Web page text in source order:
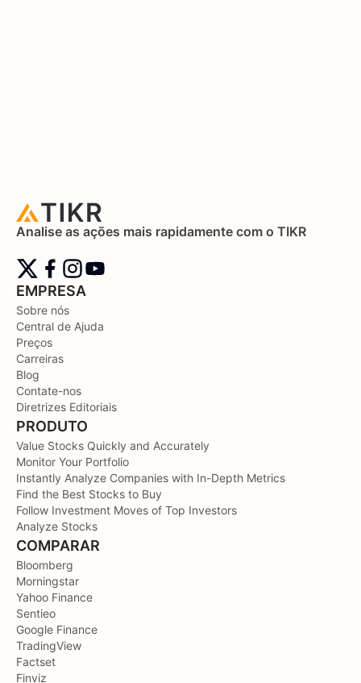
Analise as ações mais rapidamente com o TIKR
EMPRESA
Sobre nós
Central de Ajuda
Preços
Carreiras
Blog
Contate-nos
Diretrizes Editoriais
PRODUTO
Value Stocks Quickly and Accurately
Monitor Your Portfolio
Instantly Analyze Companies with In-Depth Metrics
Find the Best Stocks to Buy
Follow Investment Moves of Top Investors
Analyze Stocks
COMPARAR
Bloomberg
Morningstar
Yahoo Finance
Sentieo
Google Finance
TradingView
Factset
Finviz